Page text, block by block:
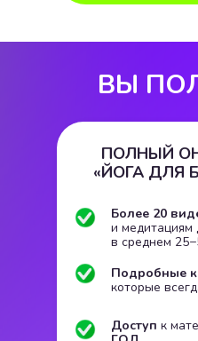
ПОЛНЫЙ
«ЙОГА ДЛЯ
Более 20
и медитациям
в среднем
Подробные
которые
Доступ к
ВЫ